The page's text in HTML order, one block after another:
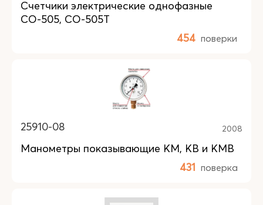
Счетчики электрические однофазные
СО-505, СО-505Т
454 поверки
25910-08 2008
Манометры показывающие КM, КB и КMB
431 поверка